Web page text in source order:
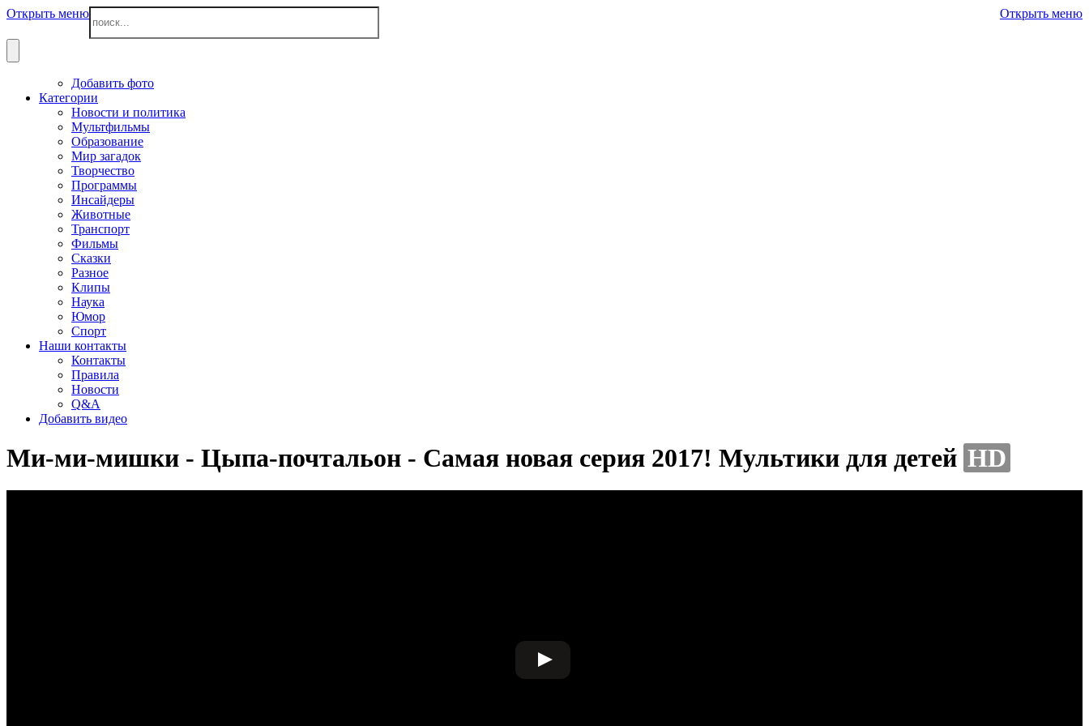
Открыть меню Открыть меню
Добавить фото
Категории
Новости и политика
Мультфильмы
Образование
Мир загадок
Творчество
Программы
Инсайдеры
Животные
Транспорт
Фильмы
Сказки
Разное
Клипы
Наука
Юмор
Спорт
Наши контакты
Контакты
Правила
Новости
Q&A
Добавить видео
Ми-ми-мишки - Цыпа-почтальон - Самая новая серия 2017! Мультики для детей HD